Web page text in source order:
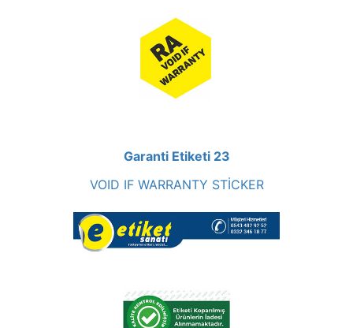
Garanti Etiketi 23
VOID IF WARRANTY STİCKER